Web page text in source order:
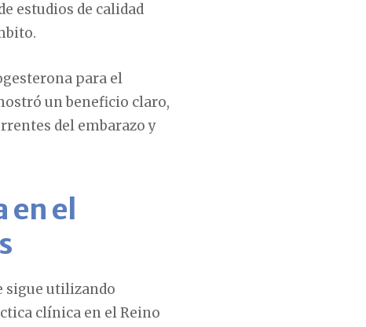
estudios de calidad
para el
un beneficio claro,
del embarazo y
en el
sigue utilizando
clínica en el Reino